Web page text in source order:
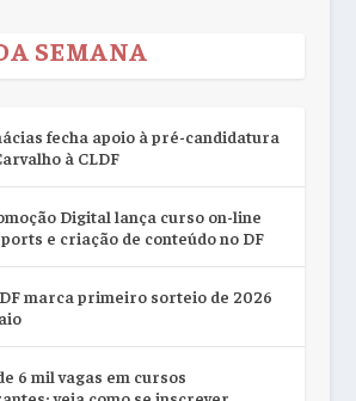
SEMANA
fecha apoio à pré-candidatura
à CLDF
Digital lança curso on-line
e criação de conteúdo no DF
marca primeiro sorteio de 2026
6 mil vagas em cursos